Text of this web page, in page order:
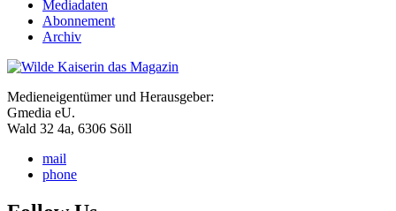
Mediadaten
Abonnement
Archiv
Medieneigentümer und Herausgeber:
Gmedia eU.
Wald 32 4a, 6306 Söll
mail
phone